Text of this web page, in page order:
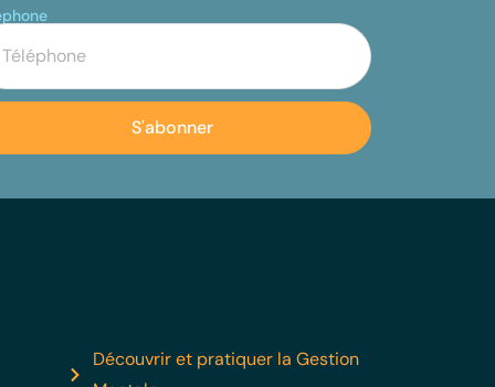
S'abonner
Découvrir et pratiquer la Gestion